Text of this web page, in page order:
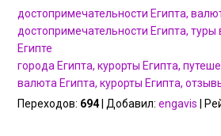
Мобильный:
Факс:
E-mail:admin@medvestnic.ru
Форма обратной связи
достопримечательности Египта,
достопримечательности Египта, туры
Египте
города Египта, курорты Египта,
валюта Египта, курорты Египта,
Переходов: 694| Добавил: engavis